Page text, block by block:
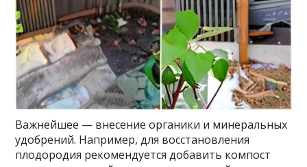
Важнейшее — внесение органики и минеральных
удобрений. Например, для восстановления
плодородия рекомендуется добавить компост